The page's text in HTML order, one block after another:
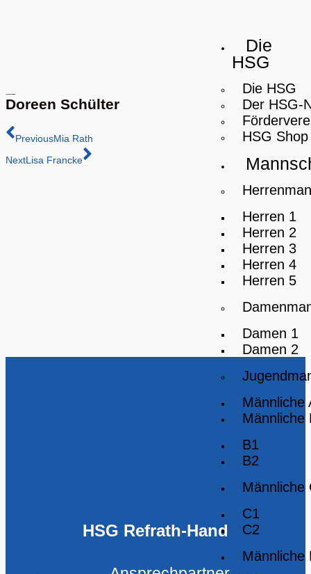
Die
HSG
Die HSG
Der HSG-
HSG Shop
Herren 1
Herren 2
Herren 3
Herren 4
Herren 5
Damen 1
Damen 2
Männliche
Männliche
B1
B2
Männliche
C1
C2
Männliche
Doreen Schülter
PreviousMia Rath
NextLisa Francke
HSG Refrath-Hand